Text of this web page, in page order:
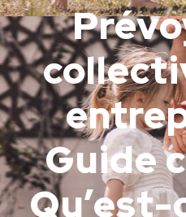
Guide
Qu’est-